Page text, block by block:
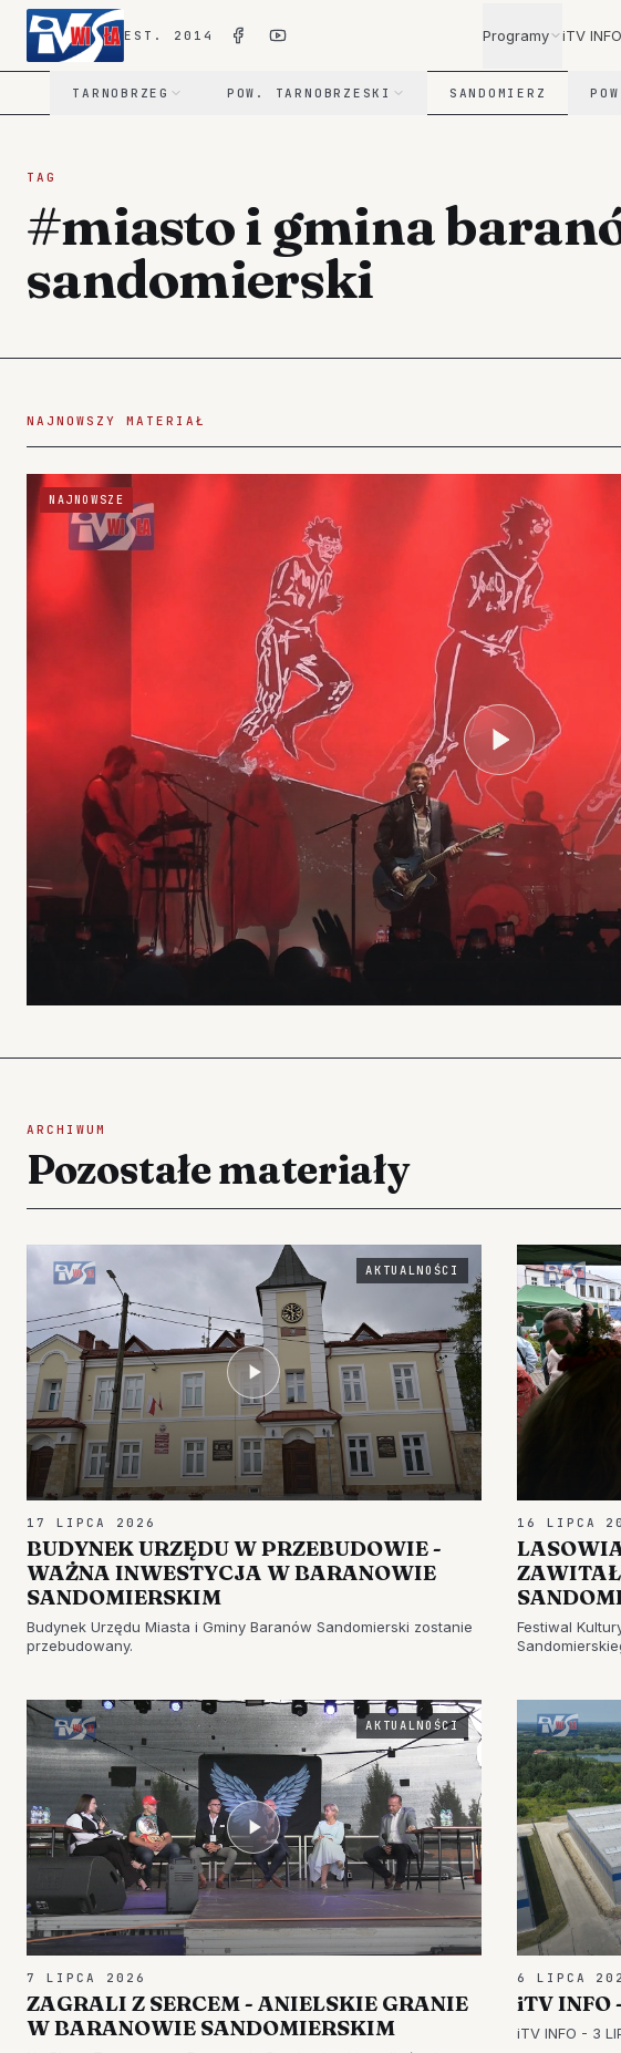
EST. 2014 Programy iTV INFO
TARNOBRZEG POW. TARNOBRZESKI SANDOMIERZ
TAG
#miasto i gmina
sandomierski
NAJNOWSZY MATERIAŁ
NAJNOWSZE
ARCHIWUM
Pozostałe materiały
AKTUALNOŚCI
17 LIPCA 2026
BUDYNEK URZĘDU W PRZEBUDOWIE -
WAŻNA INWESTYCJA W BARANOWIE
SANDOMIERSKIM
Budynek Urzędu Miasta i Gminy Baranów Sandomierski zostanie
przebudowany.
16 LIPCA
Festiwal
AKTUALNOŚCI
7 LIPCA 2026
ZAGRALI Z SERCEM - ANIELSKIE GRANIE
W BARANOWIE SANDOMIERSKIM
6 LIPCA
iTV INFO
iTV INFO - 3